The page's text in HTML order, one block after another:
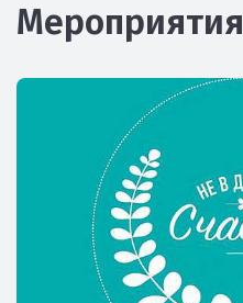
Мероприятия